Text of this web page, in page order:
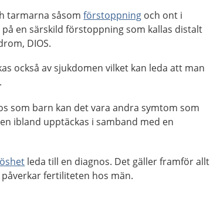
tarmarna såsomförstoppning och ont i
en särskild förstoppning som kallas distalt
DIOS.
också av sjukdomen vilket kan leda att man
.
som barn kan det vara andra symtom som
ibland upptäckas i samband med en
leda till en diagnos. Det gäller framför allt
fertiliteten hos män.